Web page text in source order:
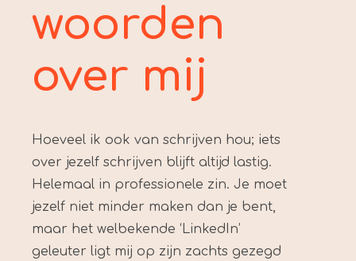
woorden
over mij
Hoeveel ik ook van schrijven hou; iets
over jezelf schrijven blijft altijd lastig.
Helemaal in professionele zin. Je moet
jezelf niet minder maken dan je bent,
maar het welbekende ‘LinkedIn’
geleuter ligt mij op zijn zachts gezegd